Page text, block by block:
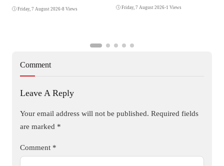
Friday, 7 August 2026•8 Views Friday, 7 August 2026•1 Views
Comment
Leave A Reply
Your email address will not be published. Required fields
are marked *
Comment *